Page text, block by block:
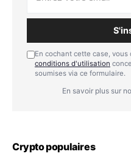
En cochant cette case,
conditions d'utilisation
soumises via ce formulaire.
En savoir plus sur
Crypto populaires